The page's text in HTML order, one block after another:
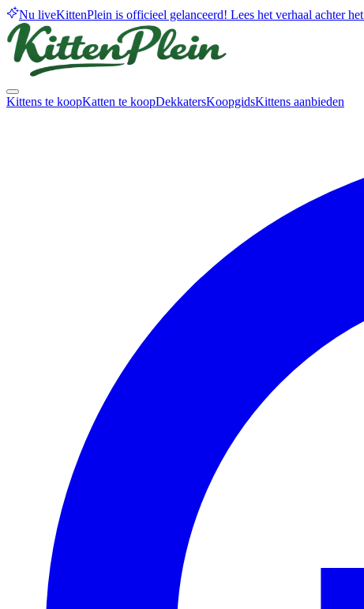
Nu liveKittenPlein is officieel gelanceerd! Lees het verhaal achter
Kittens te koopKatten te koopDekkatersKoopgidsKittens aanbieden